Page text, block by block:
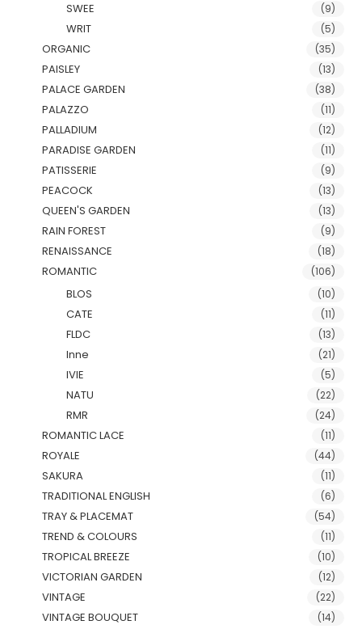
SWEE (9)
WRIT (5)
ORGANIC (35)
PAISLEY (13)
PALACE GARDEN (38)
PALAZZO (11)
PALLADIUM (12)
PARADISE GARDEN (11)
PATISSERIE (9)
PEACOCK (13)
QUEEN'S GARDEN (13)
RAIN FOREST (9)
RENAISSANCE (18)
ROMANTIC (106)
BLOS (10)
CATE (11)
FLDC (13)
Inne (21)
IVIE (5)
NATU (22)
RMR (24)
ROMANTIC LACE (11)
ROYALE (44)
SAKURA (11)
TRADITIONAL ENGLISH (6)
TRAY & PLACEMAT (54)
TREND & COLOURS (11)
TROPICAL BREEZE (10)
VICTORIAN GARDEN (12)
VINTAGE (22)
VINTAGE BOUQUET (14)